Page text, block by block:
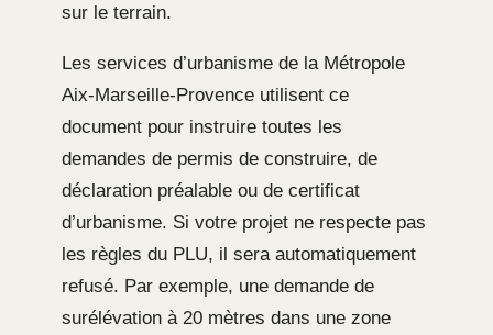
sur le terrain.
Les services d’urbanisme de la Métropole
Aix-Marseille-Provence utilisent ce
document pour instruire toutes les
demandes de permis de construire, de
déclaration préalable ou de certificat
d’urbanisme. Si votre projet ne respecte pas
les règles du PLU, il sera automatiquement
refusé. Par exemple, une demande de
surélévation à 20 mètres dans une zone